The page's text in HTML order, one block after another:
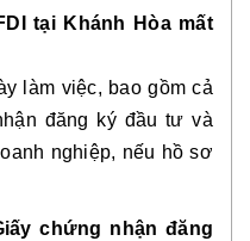
tại Khánh Hòa mất
làm việc, bao gồm cả
đăng ký đầu tư và
nghiệp, nếu hồ sơ
chứng nhận đăng